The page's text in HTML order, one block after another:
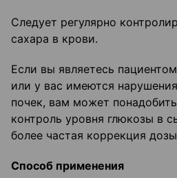
Следует регулярно
сахара в крови.
Если вы являетесь
или у вас имеются
почек, вам может
контроль уровня глюкозы в
более частая коррекция
Способ применения